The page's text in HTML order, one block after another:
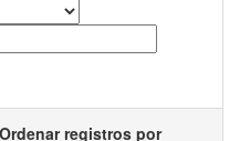
Ordenar registros por